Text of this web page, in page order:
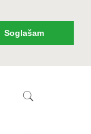
Soglašam